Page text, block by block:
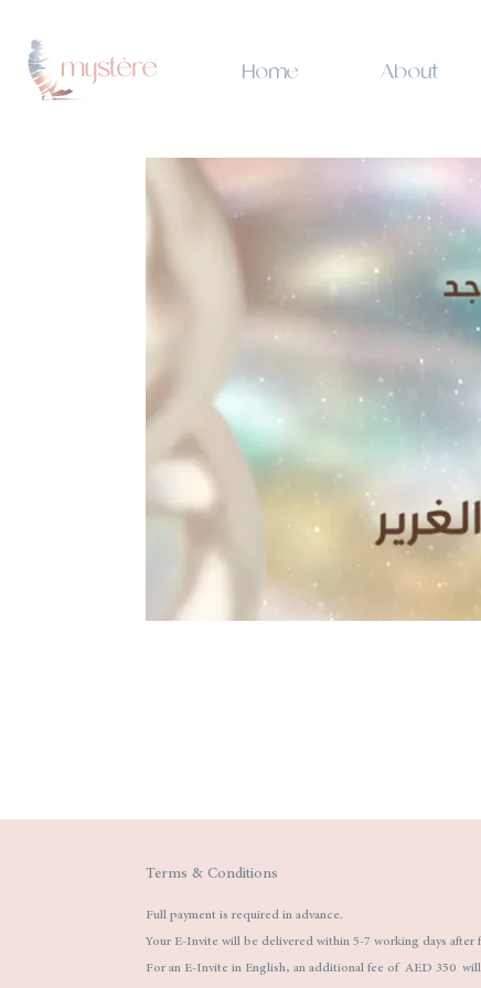
Home About
Terms & Conditions
Full payment is required in advance.
Your E-Invite will be delivered within 5-7 working days after
For an E-Invite in English, an additional fee of AED 350